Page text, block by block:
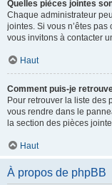
Quelles pièces jointes
Chaque administrateur
jointes. Si vous n’êtes
vous invitons à contacter
Haut
Comment puis-je
Pour retrouver la liste des
vous rendre dans le
la section des pièces
Haut
À propos de phpBB